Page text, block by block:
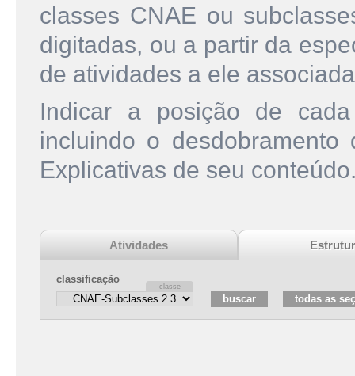
classes CNAE ou
digitadas, ou a partir da
de atividades a ele
Indicar a posição de
incluindo o
Explicativas de seu
Atividades
classificação